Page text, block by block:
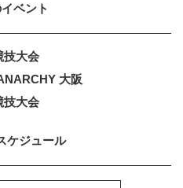
ベント
技大会
大阪
技大会
ケジュール